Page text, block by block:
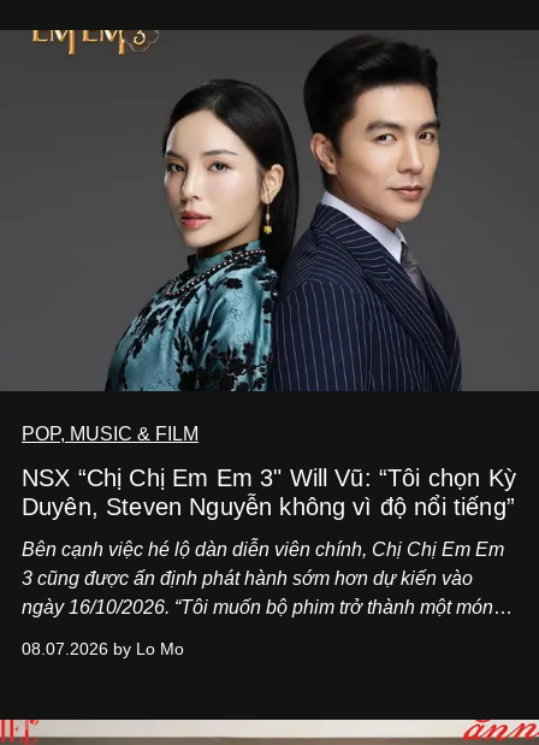
POP, MUSIC & FILM
NSX “Chị Chị Em Em 3" Will Vũ: “Tôi chọn Kỳ
Duyên, Steven Nguyễn không vì độ nổi tiếng”
Bên cạnh việc hé lộ dàn diễn viên chính, Chị Chị Em Em
3 cũng được ấn định phát hành sớm hơn dự kiến vào
ngày 16/10/2026. “Tôi muốn bộ phim trở thành một món
Việt Nam”, NSX Will Vũ cho biết.
08.07.2026 by Lo Mo